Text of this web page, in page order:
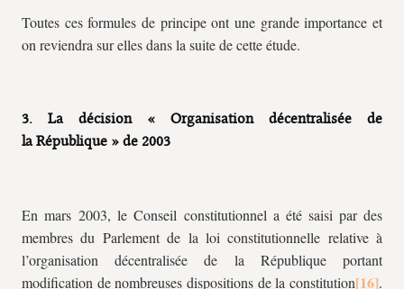
Toutes ces formules de principe ont une grande importance et
on reviendra sur elles dans la suite de cette étude.
3. La décision « Organisation décentralisée de
la République » de 2003
En mars 2003, le Conseil constitutionnel a été saisi par des
membres du Parlement de la loi constitutionnelle relative à
l’organisation décentralisée de la République portant
modification de nombreuses dispositions de la constitution
.